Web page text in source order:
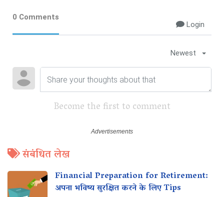
0 Comments
Login
Newest
Become the first to comment
संबंधित लेख
Financial Preparation for Retirement:
अपना भविष्य सुरक्षित करने के लिए Tips